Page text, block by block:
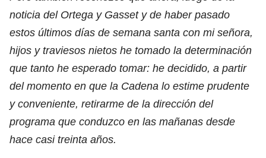
noticia del Ortega y Gasset y de haber pasado
estos últimos días de semana santa con mi señora,
hijos y traviesos nietos he tomado la determinación
que tanto he esperado tomar: he decidido, a partir
del momento en que la Cadena lo estime prudente
y conveniente, retirarme de la dirección del
programa que conduzco en las mañanas desde
hace casi treinta años.